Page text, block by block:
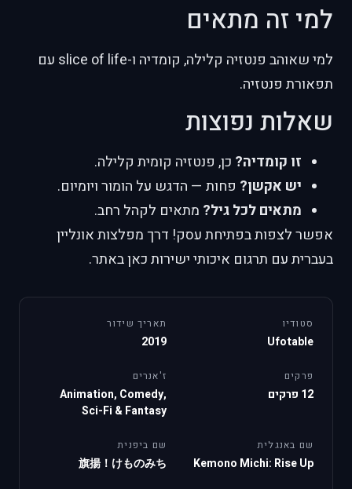
למי זה מתאים
למי שאוהב פנטזיה קלילה, קומדיה ו-slice of life עם
תפאורת פנטזיה.
שאלות נפוצות
זו קומדיה? כן, פנטזיה קומית קלילה.
יש אקשן? פחות — הדגש על הומור ויומיום.
מתאים לכל גיל? מתאים לקהל רחב.
אפשר לצפות בפתיחת עסק! דרך מפלצות אונליין
בעברית עם תרגום איכותי ישירות כאן באתר.
סטודיו
Ufotable
תאריך שידור
2019
פרקים
12 פרקים
ז'אנרים
Animation, Comedy,
Sci-Fi & Fantasy
שם באנגלית
Kemono Michi: Rise Up
שם ביפנית
旗揚！けものみち